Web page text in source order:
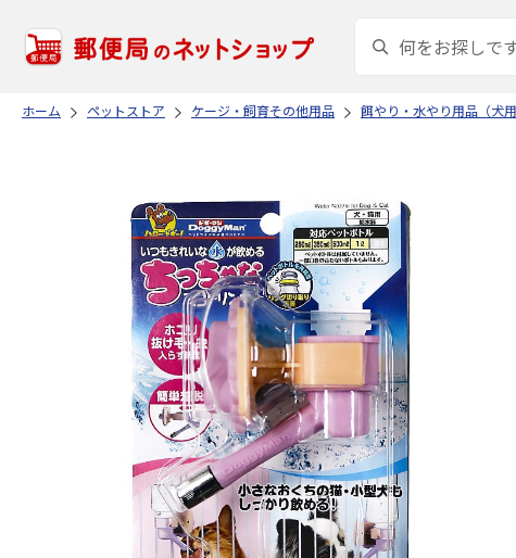
ホーム ペットストア ケージ・飼育その他用品 餌やり・水やり用品（犬用